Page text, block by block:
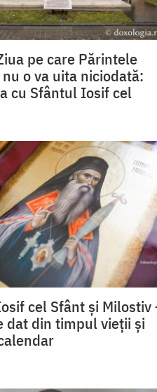
pe care Părintele
o va uita niciodată:
cu Sfântul Iosif cel
cel Sfânt și Milostiv
dat din timpul vieții și